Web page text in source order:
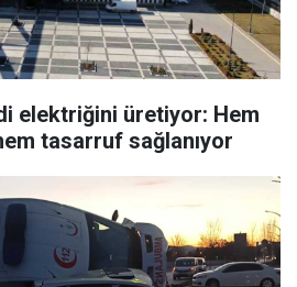
elektriğini üretiyor: Hem
tasarruf sağlanıyor